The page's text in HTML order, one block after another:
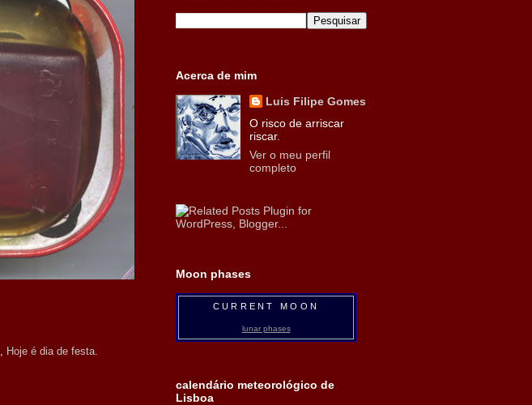
, Hoje é dia de festa.
Acerca de mim
Luis Filipe Gomes
O risco de arriscar
riscar.
Ver o meu perfil
completo
Moon phases
CURRENT MOON
lunar phases
calendário meteorológico de
Lisboa